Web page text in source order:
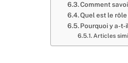
Comment
Quel est le
Pourquoi y a-t-
Articles